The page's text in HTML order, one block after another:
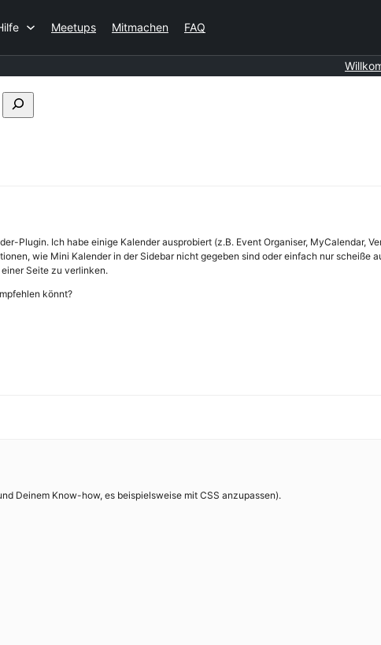
Meetups Mitmachen FAQ
Foren
Plugin. Ich habe einige Kalender ausprobiert (z.B. Event Organiser, MyCalendar,
wie Mini Kalender in der Sidebar nicht gegeben sind oder einfach nur scheiße
Seite zu verlinken.
könnt?
Deinem Know-how, es beispielsweise mit CSS anzupassen).